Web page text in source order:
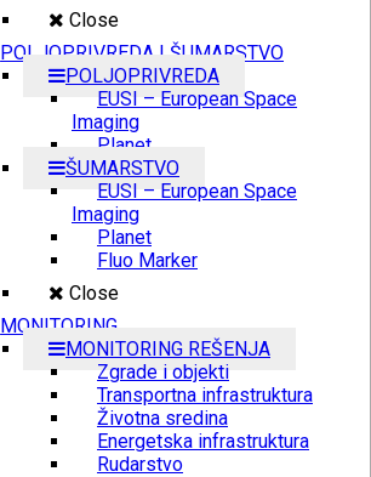
Close
POLJOPRIVREDA I ŠUMARSTVO
POLJOPRIVREDA
EUSI – European Space
Imaging
Planet
ŠUMARSTVO
EUSI – European Space
Imaging
Planet
Fluo Marker
Close
MONITORING
MONITORING REŠENJA
Zgrade i objekti
Transportna infrastruktura
Životna sredina
Energetska infrastruktura
Rudarstvo